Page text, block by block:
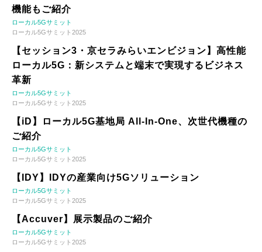
機能もご紹介
ローカル5Gサミット
ローカル5Gサミット2025
【セッション3・京セラみらいエンビジョン】高性能
ローカル5G：新システムと端末で実現するビジネス
革新
ローカル5Gサミット
ローカル5Gサミット2025
【iD】ローカル5G基地局 All-In-One、次世代機種の
ご紹介
ローカル5Gサミット
ローカル5Gサミット2025
【IDY】IDYの産業向け5Gソリューション
ローカル5Gサミット
ローカル5Gサミット2025
【Accuver】展示製品のご紹介
ローカル5Gサミット
ローカル5Gサミット2025